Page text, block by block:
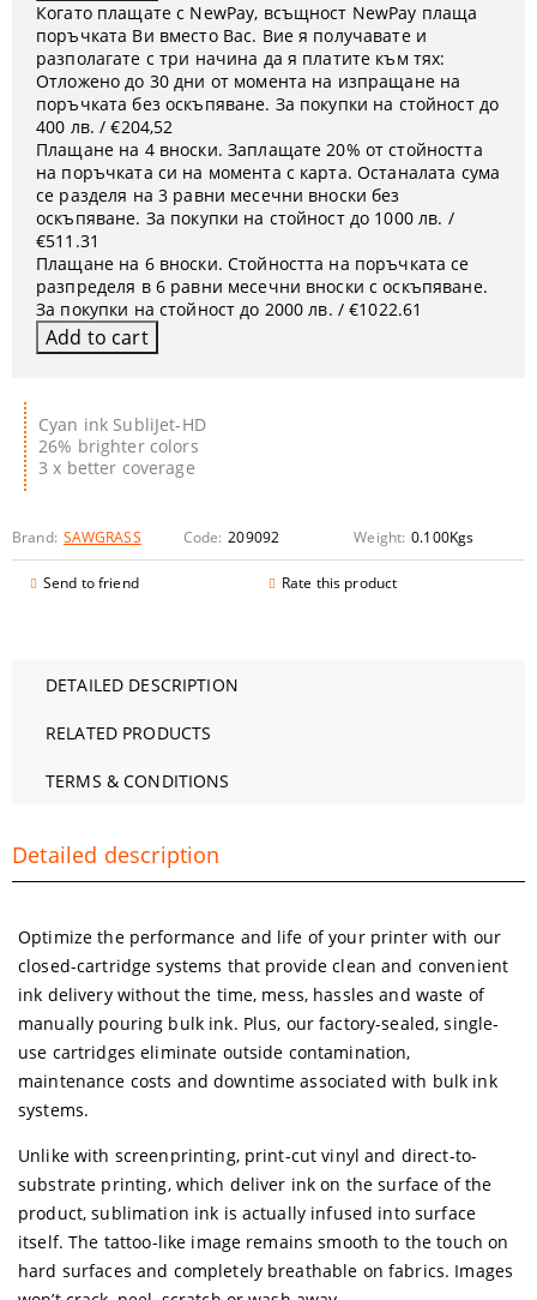
Cyan ink SubliJet-HD
26% brighter colors
3 x better coverage
Brand: SAWGRASS Code: 209092 Weight: 0.100Kgs
Send to friend Rate this product
Когато плащате с NewPay, всъщност NewPay плаща
поръчката Ви вместо Вас. Вие я получавате и
разполагате с три начина да я платите към тях:
Отложено до 30 дни от момента на изпращане на
поръчката без оскъпяване. За покупки на стойност до
400 лв. / €204,52
Плащане на 4 вноски. Заплащате 20% от стойността
на поръчката си на момента с карта. Останалата сума
се разделя на 3 равни месечни вноски без
оскъпяване. За покупки на стойност до 1000 лв. /
€511.31
Плащане на 6 вноски. Стойността на поръчката се
разпределя в 6 равни месечни вноски с оскъпяване.
За покупки на стойност до 2000 лв. / €1022.61
DETAILED DESCRIPTION
RELATED PRODUCTS
TERMS & CONDITIONS
Detailed description
Optimize the performance and life of your printer with our
closed-cartridge systems that provide clean and convenient
ink delivery without the time, mess, hassles and waste of
manually pouring bulk ink. Plus, our factory-sealed, single-
use cartridges eliminate outside contamination,
maintenance costs and downtime associated with bulk ink
systems.
Unlike with screenprinting, print-cut vinyl and direct-to-
substrate printing, which deliver ink on the surface of the
product, sublimation ink is actually infused into surface
itself. The tattoo-like image remains smooth to the touch on
hard surfaces and completely breathable on fabrics. Images